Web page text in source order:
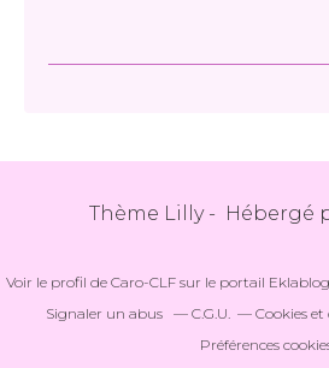
Thème Lilly - Hébergé
Voir le profil de Caro-CLFsur le portail Eklablog
Signaler un abus
C.G.U.
Cookies
Préférences